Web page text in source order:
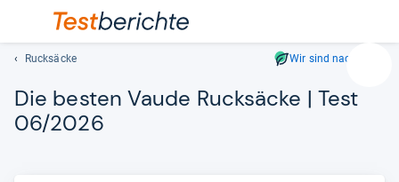
Geben
Rucksäcke Wir sind nachhaltig
Die bes­ten Vaude Ruck­sä­cke | Test
06/2026